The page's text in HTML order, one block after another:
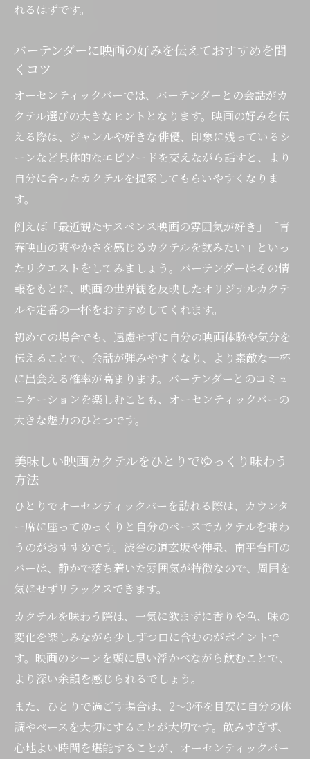
れるはずです。
バーテンダーに映画の好みを伝えておすすめを聞
くコツ
オーセンティックバーでは、バーテンダーとの会話がカ
クテル選びの大きなヒントとなります。映画の好みを伝
える際は、ジャンルや好きな俳優、印象に残っているシ
ーンなど具体的なエピソードを交えながら話すと、より
自分に合ったカクテルを提案してもらいやすくなりま
す。
例えば「最近観たサスペンス映画の雰囲気が好き」「青
春映画の爽やかさを感じるカクテルを飲みたい」といっ
たリクエストをしてみましょう。バーテンダーはその情
報をもとに、映画の世界観を反映したオリジナルカクテ
ルや定番の一杯をおすすめしてくれます。
初めての場合でも、遠慮せずに自分の映画体験や気分を
伝えることで、会話が弾みやすくなり、より素敵な一杯
に出会える確率が高まります。バーテンダーとのコミュ
ニケーションを楽しむことも、オーセンティックバーの
大きな魅力のひとつです。
美味しい映画カクテルをひとりでゆっくり味わう
方法
ひとりでオーセンティックバーを訪れる際は、カウンタ
ー席に座ってゆっくりと自分のペースでカクテルを味わ
うのがおすすめです。渋谷の道玄坂や神泉、南平台町の
バーは、静かで落ち着いた雰囲気が特徴なので、周囲を
気にせずリラックスできます。
カクテルを味わう際は、一気に飲まずに香りや色、味の
変化を楽しみながら少しずつ口に含むのがポイントで
す。映画のシーンを頭に思い浮かべながら飲むことで、
より深い余韻を感じられるでしょう。
また、ひとりで過ごす場合は、2～3杯を目安に自分の体
調やペースを大切にすることが大切です。飲みすぎず、
心地よい時間を堪能することが、オーセンティックバー